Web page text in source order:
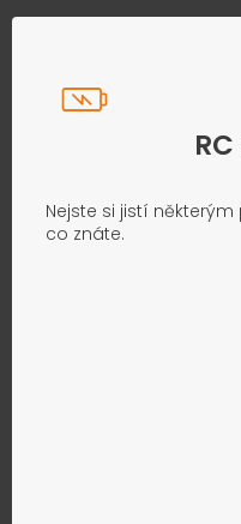
Nejste si jistí
co znáte.